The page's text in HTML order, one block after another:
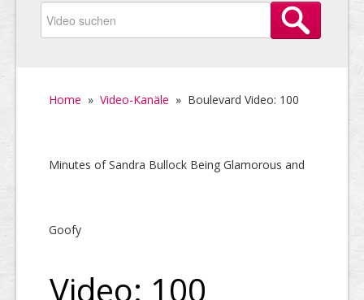
Home » Video-Kanäle » Boulevard Video: 100
Minutes of Sandra Bullock Being Glamorous and
Goofy
Video: 100